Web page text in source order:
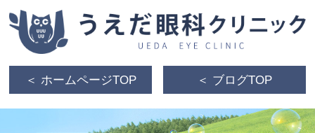
＜ ホームページTOP ＜ ブログTOP